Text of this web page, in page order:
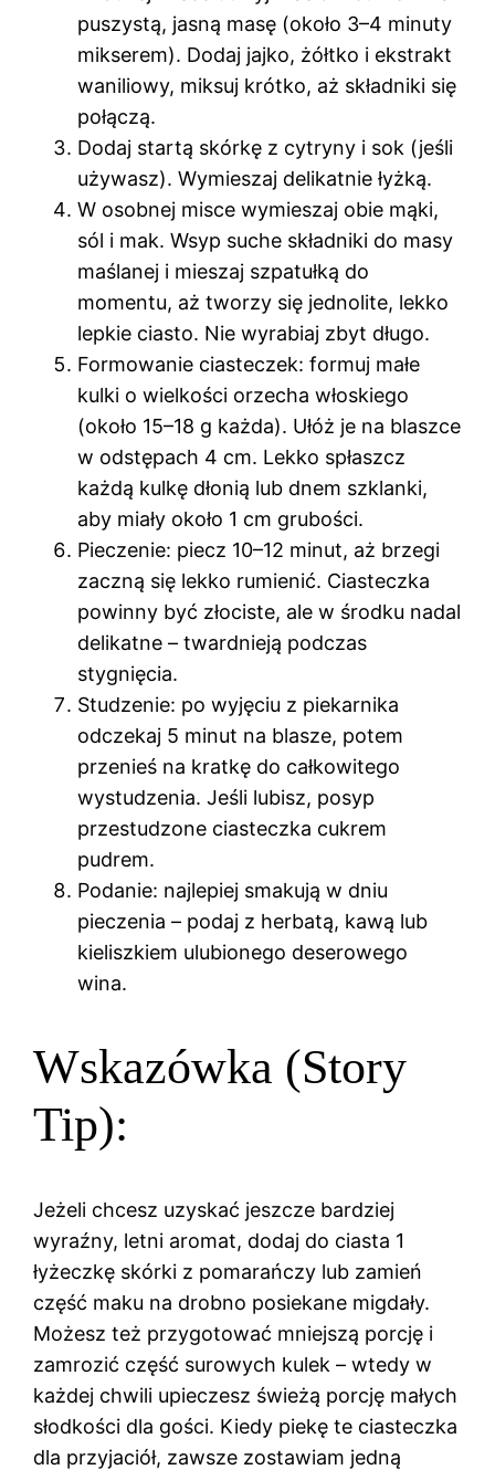
puszystą, jasną masę (około 3–4 minuty
mikserem). Dodaj jajko, żółtko i ekstrakt
waniliowy, miksuj krótko, aż składniki się
połączą.
Dodaj startą skórkę z cytryny i sok (jeśli
używasz). Wymieszaj delikatnie łyżką.
W osobnej misce wymieszaj obie mąki,
sól i mak. Wsyp suche składniki do masy
maślanej i mieszaj szpatułką do
momentu, aż tworzy się jednolite, lekko
lepkie ciasto. Nie wyrabiaj zbyt długo.
Formowanie ciasteczek: formuj małe
kulki o wielkości orzecha włoskiego
(około 15–18 g każda). Ułóż je na blaszce
w odstępach 4 cm. Lekko spłaszcz
każdą kulkę dłonią lub dnem szklanki,
aby miały około 1 cm grubości.
Pieczenie: piecz 10–12 minut, aż brzegi
zaczną się lekko rumienić. Ciasteczka
powinny być złociste, ale w środku nadal
delikatne – twardnieją podczas
stygnięcia.
Studzenie: po wyjęciu z piekarnika
odczekaj 5 minut na blasze, potem
przenieś na kratkę do całkowitego
wystudzenia. Jeśli lubisz, posyp
przestudzone ciasteczka cukrem
pudrem.
Podanie: najlepiej smakują w dniu
pieczenia – podaj z herbatą, kawą lub
kieliszkiem ulubionego deserowego
wina.
Wskazówka (Story
Tip):
Jeżeli chcesz uzyskać jeszcze bardziej
wyraźny, letni aromat, dodaj do ciasta 1
łyżeczkę skórki z pomarańczy lub zamień
część maku na drobno posiekane migdały.
Możesz też przygotować mniejszą porcję i
zamrozić część surowych kulek – wtedy w
każdej chwili upieczesz świeżą porcję małych
słodkości dla gości. Kiedy piekę te ciasteczka
dla przyjaciół, zawsze zostawiam jedną